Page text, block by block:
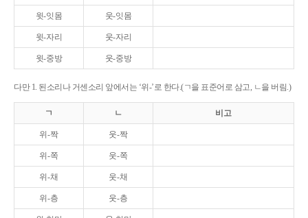
윗-잇몸 웃-잇몸
윗-자리 웃-자리
윗-중방 웃-중방
다만 1. 된소리나 거센소리 앞에서는 ‘위-’로 한다.(ㄱ을 표준어로 삼고, ㄴ을 버림.)
ㄱ ㄴ 비고
위-짝 웃-짝
위-쪽 웃-쪽
위-채 웃-채
위-층 웃-층